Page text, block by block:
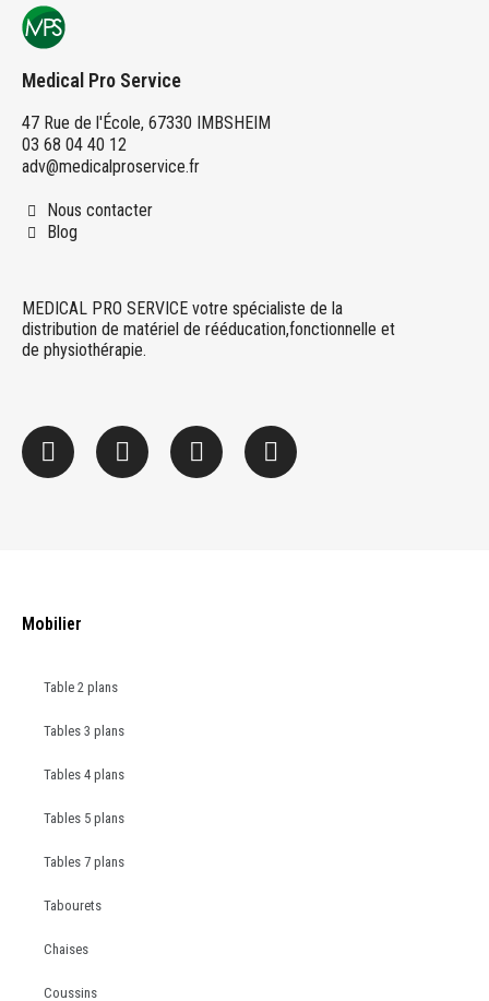
Medical Pro Service
47 Rue de l'École, 67330 IMBSHEIM
03 68 04 40 12
adv@medicalproservice.fr
Nous contacter
Blog
MEDICAL PRO SERVICE votre spécialiste de la
distribution de matériel de rééducation,fonctionnelle et
de physiothérapie.
Mobilier
Table 2 plans
Tables 3 plans
Tables 4 plans
Tables 5 plans
Tables 7 plans
Tabourets
Chaises
Coussins